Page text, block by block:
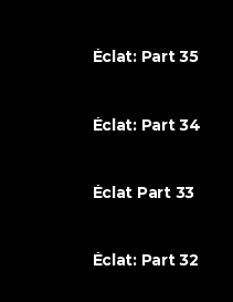
Éclat: Part 35
Éclat: Part 34
Éclat Part 33
Éclat: Part 32